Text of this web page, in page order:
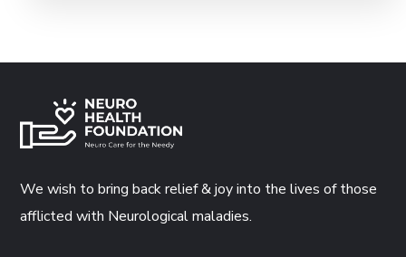
We wish to bring back relief & joy into the lives of those
afflicted with Neurological maladies.